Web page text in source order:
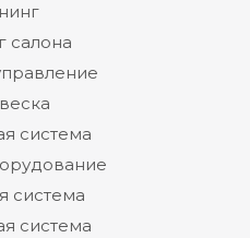
салона
система
система
система